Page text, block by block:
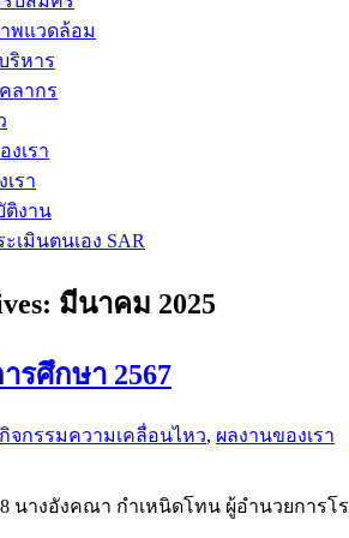
พแวดล้อม
ริหาร
ลากร
งเรา
รา
งาน
เมินตนเอง SAR
มีนาคม 2025
ศึกษา 2567
กิจกรรมความเคลื่อนไหว, ผลงานของเรา
นางอังคณา กำเหนิดโทน ผู้อำนวยการโ